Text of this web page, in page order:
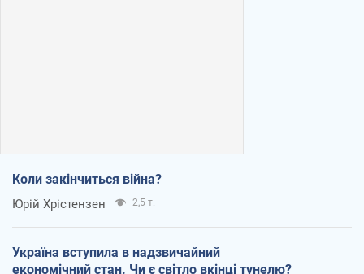
Коли закінчиться війна?
Юрій Хрістензен 2,5 т.
Україна вступила в надзвичайний
економічний стан. Чи є світло вкінці тунелю?